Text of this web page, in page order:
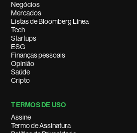
Negócios
Mercados
Listas de Bloomberg Línea
Tech
Startups
ESG
Finanças pessoais
Opinião
Saúde
Cripto
TERMOS DE USO
Assine
Termo de Assinatura